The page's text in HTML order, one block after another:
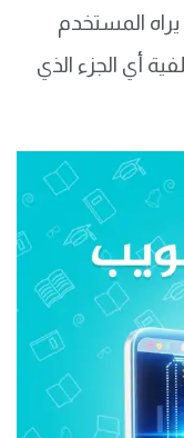
يراه المستخدم
أي الجزء الذي